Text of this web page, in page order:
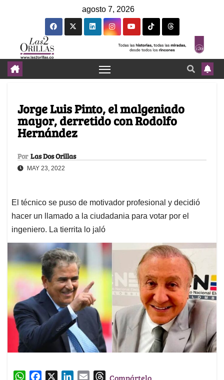
agosto 7, 2026
Jorge Luis Pinto, el malgeniado
mayor, derretido con Rodolfo
Hernández
Por Las Dos Orillas
MAY 23, 2022
El técnico se puso de motivador profesional y decidió
hacer un llamado a la ciudadania para votar por el
ingeniero. La tierrita lo jaló
W
TCompártelo